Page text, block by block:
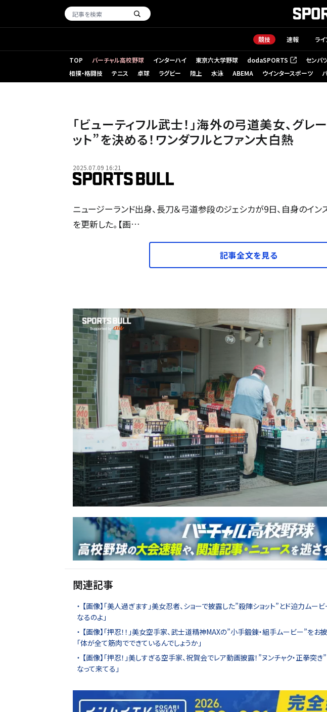
競技 速報 ラ
TOP バーチャル高校野球 インターハイ 東京六大学野球 dodaSPORTS
（新しいタブで開く） センバ
相撲・格闘技
テニス 卓球 ラグビー 陸上 水泳 ABEMA ウインタースポーツ
「ビューティフル武士！」海外の弓道美女、グレ
ット”を決める！ワンダフルとファン大白熱
2025.07.09 16:21
ニュージーランド出身、長刀＆弓道参段のジェシカが9日、自身のイン
を更新した。【画…
記事全文を見る
関連記事
【画像】「美人過ぎます」美女忍者、ショーで披露した”殺陣ショット”とド迫力ムー
なるのよ」
【画像】「押忍！！」美女空手家、武士道精神MAXの”小手鍛錬・組手ムービー”をお
「体が全て筋肉でできているんでしょうか」
【画像】「押忍！」美しすぎる空手家、祝賀会でレア動画披露！”ヌンチャク・正拳突
なって来てる」